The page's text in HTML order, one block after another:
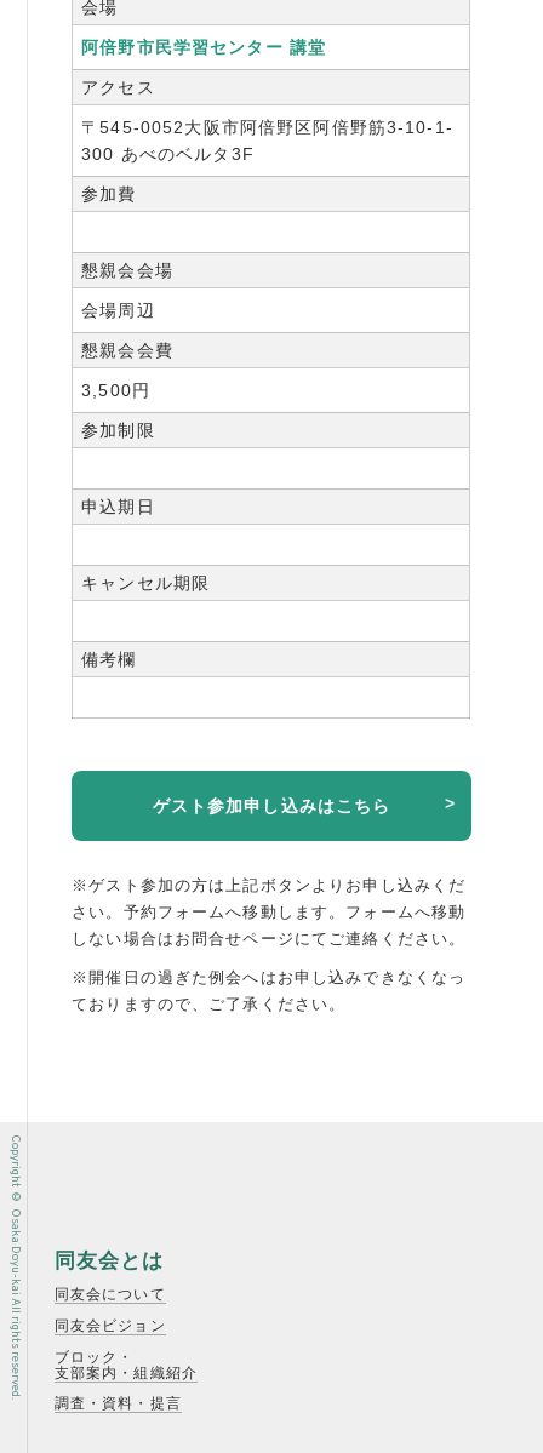
会場
阿倍野市民学習センター 講堂
アクセス
〒545-0052大阪市阿倍野区阿倍野筋3-10-1-
300 あべのベルタ3F
参加費
懇親会会場
会場周辺
懇親会会費
3,500円
参加制限
申込期日
キャンセル期限
備考欄
ゲスト参加申し込みはこちら
※ゲスト参加の方は上記ボタンよりお申し込みくだ
さい。予約フォームへ移動します。 フォームへ移動
しない場合はお問合せページにてご連絡ください。
※開催日の過ぎた例会へはお申し込みできなくなっ
ておりますので、ご了承ください。
同友会とは
同友会について
同友会ビジョン
ブロック・
支部案内・組織紹介
調査・資料・提言
Copyright © Osaka Doyu-kai All rights reserved.